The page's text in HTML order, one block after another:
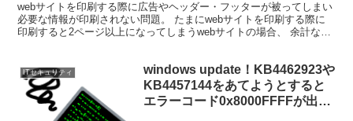
webサイトを印刷する際に広告やヘッダー・フッターが被ってしまい
必要な情報が印刷されない問題。 たまにwebサイトを印刷する際に
印刷すると2ページ以上になってしまうwebサイトの場合、 余計な広
ITセキュリティ
windows update！KB4462923や
KB4457144をあてようとすると
エラーコード0x8000FFFFが出